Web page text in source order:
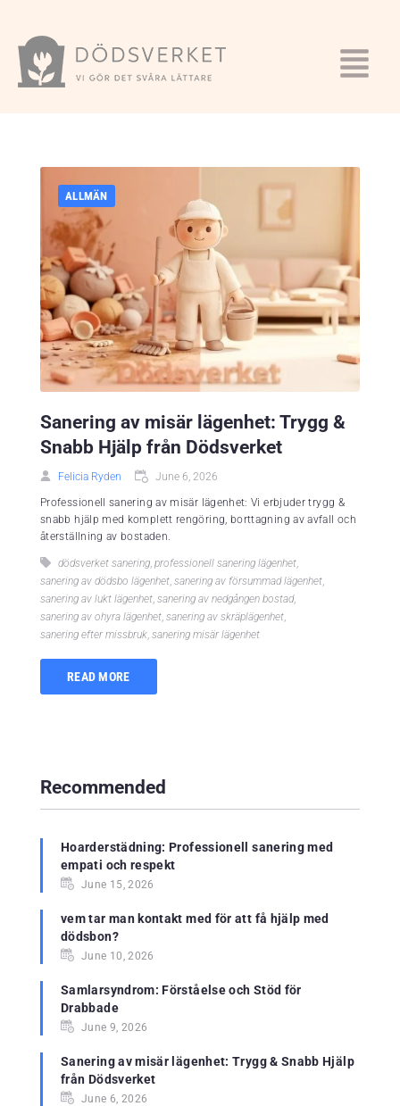
ALLMÄN
Sanering av misär lägenhet: Trygg &
Snabb Hjälp från Dödsverket
Felicia Ryden June 6, 2026
Professionell sanering av misär lägenhet: Vi erbjuder trygg &
snabb hjälp med komplett rengöring, borttagning av avfall och
återställning av bostaden.
dödsverket sanering, professionell sanering lägenhet,
sanering av dödsbo lägenhet, sanering av försummad lägenhet,
sanering av lukt lägenhet, sanering av nedgången bostad,
sanering av ohyra lägenhet, sanering av skräplägenhet,
sanering efter missbruk, sanering misär lägenhet
READ MORE
Recommended
Hoarderstädning: Professionell sanering med
empati och respekt
June 15, 2026
vem tar man kontakt med för att få hjälp med
dödsbon?
June 10, 2026
Samlarsyndrom: Förståelse och Stöd för
Drabbade
June 9, 2026
Sanering av misär lägenhet: Trygg & Snabb Hjälp
från Dödsverket
June 6, 2026